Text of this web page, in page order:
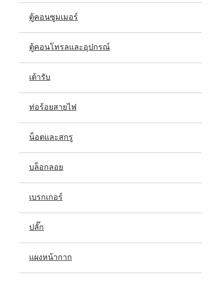
ตู้คอนซูมเมอร์
ตู้คอนโทรลและอุปกรณ์
เต้ารับ
ท่อร้อยสายไฟ
น็อตและสกรู
บล็อกลอย
เบรกเกอร์
ปลั๊ก
แผงหน้ากาก